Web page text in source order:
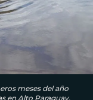
meses del año
en Alto Paraguay.